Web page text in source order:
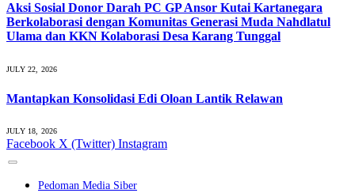
Aksi Sosial Donor Darah PC GP Ansor Kutai Kartanegara
Berkolaborasi dengan Komunitas Generasi Muda Nahdlatul
Ulama dan KKN Kolaborasi Desa Karang Tunggal
JULY 22, 2026
Mantapkan Konsolidasi Edi Oloan Lantik Relawan
JULY 18, 2026
Facebook X (Twitter) Instagram
Pedoman Media Siber